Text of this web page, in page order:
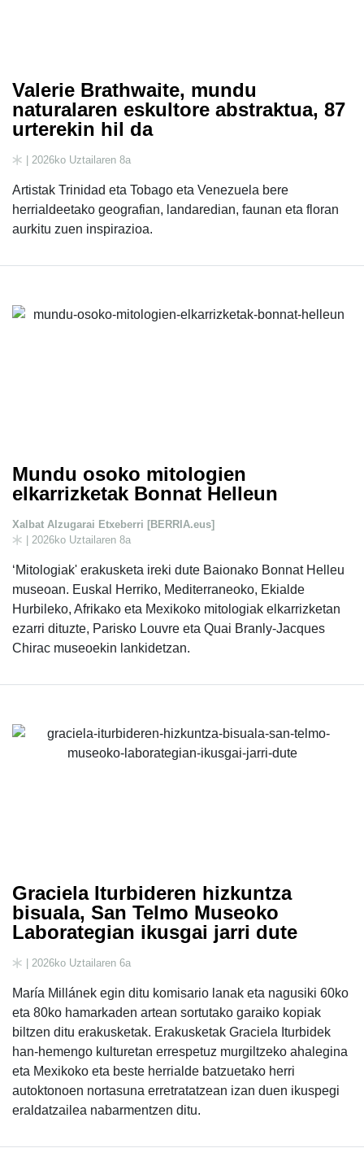
Valerie Brathwaite, mundu
naturalaren eskultore abstraktua, 87
urterekin hil da
| 2026ko Uztailaren 8a
Artistak Trinidad eta Tobago eta Venezuela bere
herrialdeetako geografian, landaredian, faunan eta floran
aurkitu zuen inspirazioa.
Mundu osoko mitologien
elkarrizketak Bonnat Helleun
Xalbat Alzugarai Etxeberri [BERRIA.eus]
| 2026ko Uztailaren 8a
‘Mitologiak' erakusketa ireki dute Baionako Bonnat Helleu
museoan. Euskal Herriko, Mediterraneoko, Ekialde
Hurbileko, Afrikako eta Mexikoko mitologiak elkarrizketan
ezarri dituzte, Parisko Louvre eta Quai Branly-Jacques
Chirac museoekin lankidetzan.
Graciela Iturbideren hizkuntza
bisuala, San Telmo Museoko
Laborategian ikusgai jarri dute
| 2026ko Uztailaren 6a
María Millánek egin ditu komisario lanak eta nagusiki 60ko
eta 80ko hamarkaden artean sortutako garaiko kopiak
biltzen ditu erakusketak. Erakusketak Graciela Iturbidek
han-hemengo kulturetan errespetuz murgiltzeko ahalegina
eta Mexikoko eta beste herrialde batzuetako herri
autoktonoen nortasuna erretratatzean izan duen ikuspegi
eraldatzailea nabarmentzen ditu.